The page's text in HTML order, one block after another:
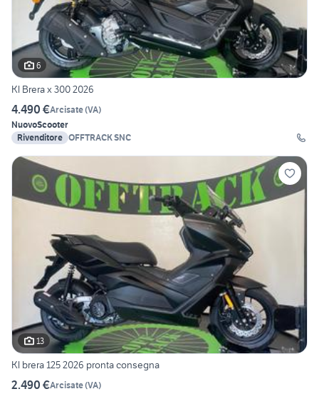
6
Kl Brera x 300 2026
4.490 €Arcisate(VA)
NuovoScooter
Rivenditore OFFTRACK SNC
13
Kl brera 125 2026 pronta consegna
2.490 €Arcisate(VA)